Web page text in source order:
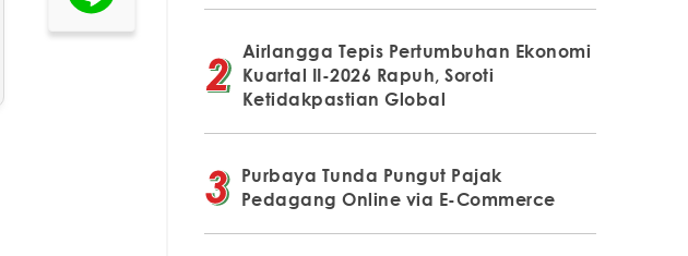
Airlangga Tepis Pertumbuhan Ekonomi
Kuartal II-2026 Rapuh, Soroti
Ketidakpastian Global
Purbaya Tunda Pungut Pajak
Pedagang Online via E-Commerce